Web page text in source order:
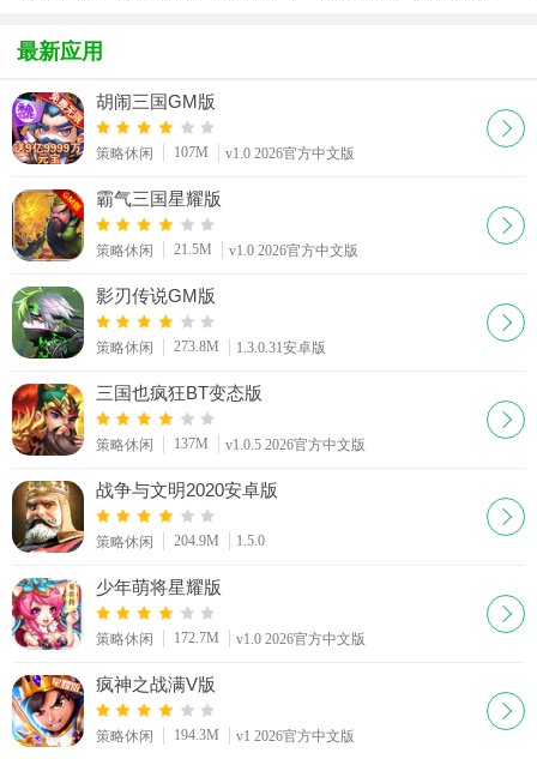
非自愿献祭
狂野卡包购买地址 精神吞噬效果属性 正义保护者效果
意志破坏者效果 摧心者效果 死亡先知萨尔效果
大主教本尼迪塔斯 阳焰瓦格里效果 碧蓝刃鳞龙人效果
死灵恶鬼效果介绍 冰封王座新卡介绍 雪鳍企鹅效果介绍
卡拉赞之夜提前购 逗鱼时刻106期
勇闯安戈洛宣传片 加基森版本宣传C
【War3重
制版】
最新应用
胡闹三国GM版
策略休闲 107M v1.0 2026官方中文版
霸气三国星耀版
策略休闲 21.5M v1.0 2026官方中文版
影刃传说GM版
策略休闲 273.8M 1.3.0.31安卓版
三国也疯狂BT变态版
策略休闲 137M v1.0.5 2026官方中文版
战争与文明2020安卓版
策略休闲 204.9M 1.5.0
少年萌将星耀版
策略休闲 172.7M v1.0 2026官方中文版
疯神之战满V版
策略休闲 194.3M v1 2026官方中文版